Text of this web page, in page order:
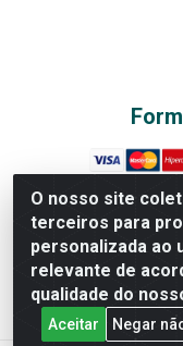
O nosso site
terceiros para
personalizada ao
relevante de
qualidade do
Aceitar Negar
Rede Brasil -
Américas II